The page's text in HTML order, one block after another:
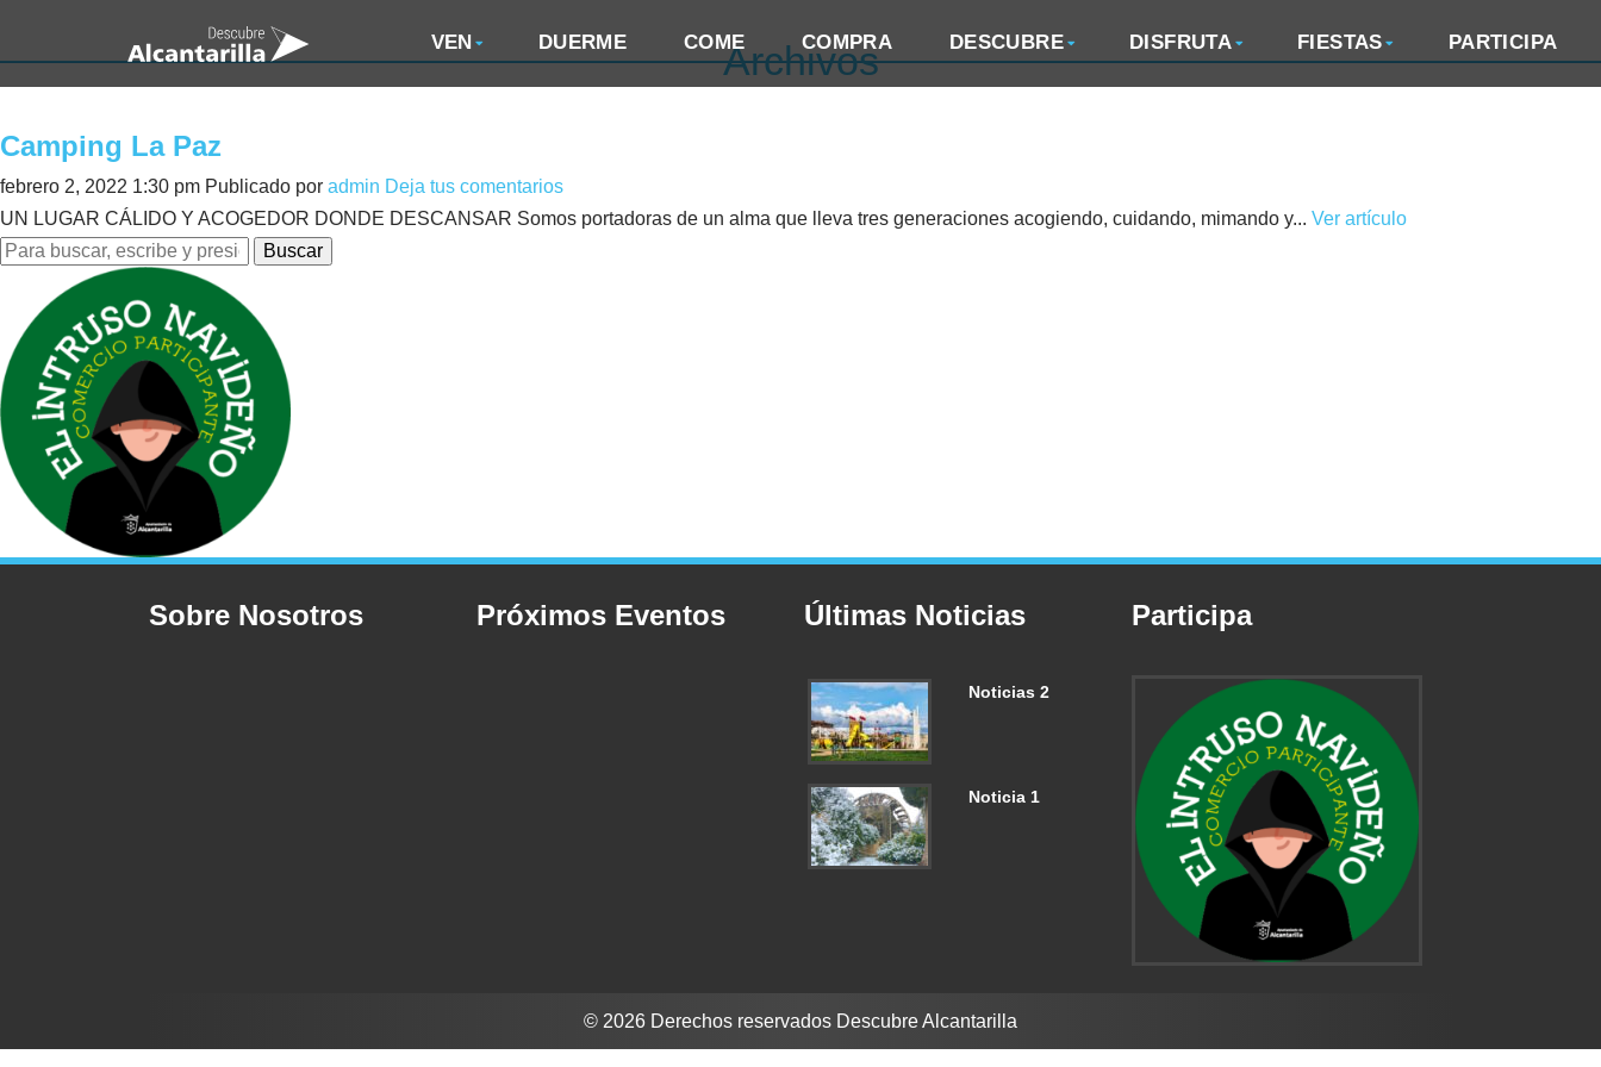
VEN DUERME COME COMPRA DESCUBRE DISFRUTA FIESTAS PARTICIPA
Archivos
Camping La Paz
febrero 2, 2022 1:30 pm Publicado por admin Deja tus comentarios
UN LUGAR CÁLIDO Y ACOGEDOR DONDE DESCANSAR Somos portadoras de un alma que lleva tres generaciones acogiendo, cuidando, mimando y... Ver artículo
Buscar
Sobre Nosotros Próximos Eventos Últimas Noticias
Noticias 2
Noticia 1
Participa
© 2026 Derechos reservados Descubre Alcantarilla